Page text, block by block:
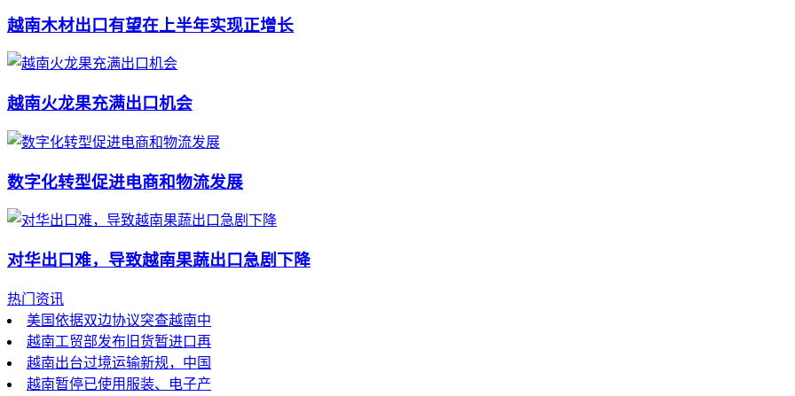
越南木材出口有望在上半年实现正增长
越南火龙果充满出口机会
数字化转型促进电商和物流发展
对华出口难，导致越南果蔬出口急剧下降
热门资讯
美国依据双边协议突查越南中
越南工贸部发布旧货暂进口再
越南出台过境运输新规，中国
越南暂停已使用服装、电子产